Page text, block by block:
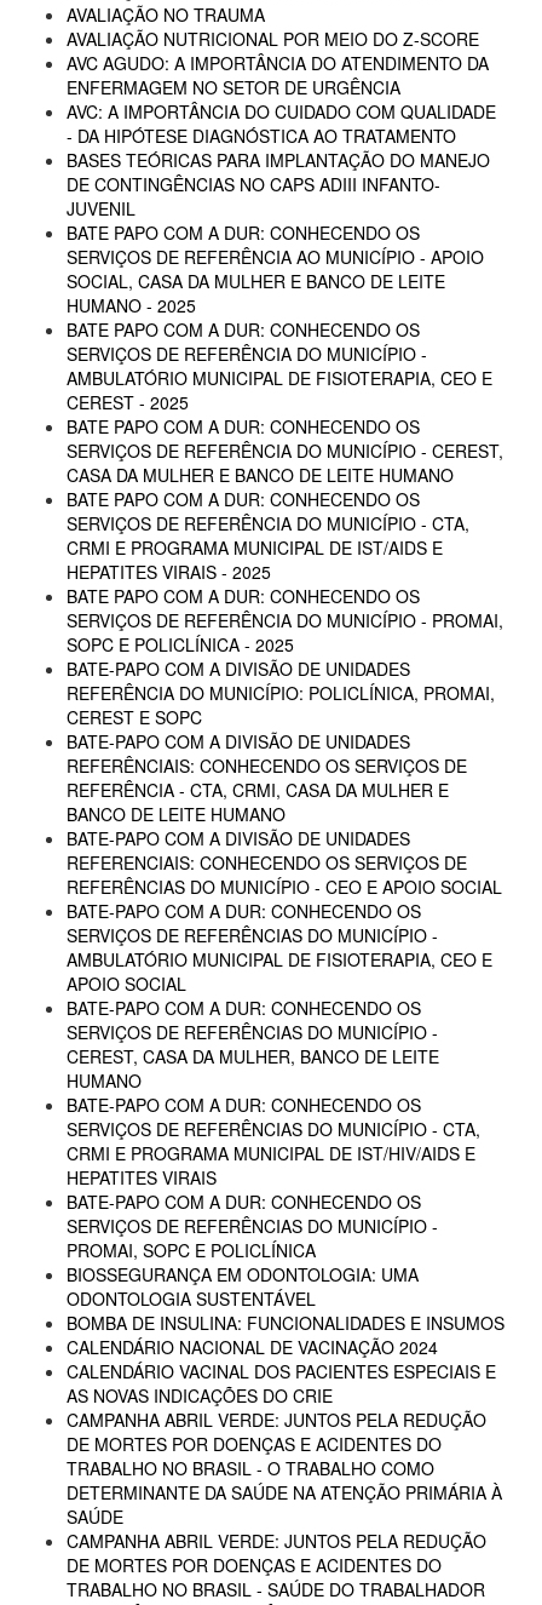
AVALIAÇÃO NO TRAUMA
AVALIAÇÃO NUTRICIONAL POR MEIO DO Z-SCORE
AVC AGUDO: A IMPORTÂNCIA DO ATENDIMENTO DA
ENFERMAGEM NO SETOR DE URGÊNCIA
AVC: A IMPORTÂNCIA DO CUIDADO COM QUALIDADE
- DA HIPÓTESE DIAGNÓSTICA AO TRATAMENTO
BASES TEÓRICAS PARA IMPLANTAÇÃO DO MANEJO
DE CONTINGÊNCIAS NO CAPS ADIII INFANTO-
JUVENIL
BATE PAPO COM A DUR: CONHECENDO OS
SERVIÇOS DE REFERÊNCIA AO MUNICÍPIO - APOIO
SOCIAL, CASA DA MULHER E BANCO DE LEITE
HUMANO - 2025
BATE PAPO COM A DUR: CONHECENDO OS
SERVIÇOS DE REFERÊNCIA DO MUNICÍPIO -
AMBULATÓRIO MUNICIPAL DE FISIOTERAPIA, CEO E
CEREST - 2025
BATE PAPO COM A DUR: CONHECENDO OS
SERVIÇOS DE REFERÊNCIA DO MUNICÍPIO - CEREST,
CASA DA MULHER E BANCO DE LEITE HUMANO
BATE PAPO COM A DUR: CONHECENDO OS
SERVIÇOS DE REFERÊNCIA DO MUNICÍPIO - CTA,
CRMI E PROGRAMA MUNICIPAL DE IST/AIDS E
HEPATITES VIRAIS - 2025
BATE PAPO COM A DUR: CONHECENDO OS
SERVIÇOS DE REFERÊNCIA DO MUNICÍPIO - PROMAI,
SOPC E POLICLÍNICA - 2025
BATE-PAPO COM A DIVISÃO DE UNIDADES
REFERÊNCIA DO MUNICÍPIO: POLICLÍNICA, PROMAI,
CEREST E SOPC
BATE-PAPO COM A DIVISÃO DE UNIDADES
REFERÊNCIAIS: CONHECENDO OS SERVIÇOS DE
REFERÊNCIA - CTA, CRMI, CASA DA MULHER E
BANCO DE LEITE HUMANO
BATE-PAPO COM A DIVISÃO DE UNIDADES
REFERENCIAIS: CONHECENDO OS SERVIÇOS DE
REFERÊNCIAS DO MUNICÍPIO - CEO E APOIO SOCIAL
BATE-PAPO COM A DUR: CONHECENDO OS
SERVIÇOS DE REFERÊNCIAS DO MUNICÍPIO -
AMBULATÓRIO MUNICIPAL DE FISIOTERAPIA, CEO E
APOIO SOCIAL
BATE-PAPO COM A DUR: CONHECENDO OS
SERVIÇOS DE REFERÊNCIAS DO MUNICÍPIO -
CEREST, CASA DA MULHER, BANCO DE LEITE
HUMANO
BATE-PAPO COM A DUR: CONHECENDO OS
SERVIÇOS DE REFERÊNCIAS DO MUNICÍPIO - CTA,
CRMI E PROGRAMA MUNICIPAL DE IST/HIV/AIDS E
HEPATITES VIRAIS
BATE-PAPO COM A DUR: CONHECENDO OS
SERVIÇOS DE REFERÊNCIAS DO MUNICÍPIO -
PROMAI, SOPC E POLICLÍNICA
BIOSSEGURANÇA EM ODONTOLOGIA: UMA
ODONTOLOGIA SUSTENTÁVEL
BOMBA DE INSULINA: FUNCIONALIDADES E INSUMOS
CALENDÁRIO NACIONAL DE VACINAÇÃO 2024
CALENDÁRIO VACINAL DOS PACIENTES ESPECIAIS E
AS NOVAS INDICAÇÕES DO CRIE
CAMPANHA ABRIL VERDE: JUNTOS PELA REDUÇÃO
DE MORTES POR DOENÇAS E ACIDENTES DO
TRABALHO NO BRASIL - O TRABALHO COMO
DETERMINANTE DA SAÚDE NA ATENÇÃO PRIMÁRIA À
SAÚDE
CAMPANHA ABRIL VERDE: JUNTOS PELA REDUÇÃO
DE MORTES POR DOENÇAS E ACIDENTES DO
TRABALHO NO BRASIL - SAÚDE DO TRABALHADOR